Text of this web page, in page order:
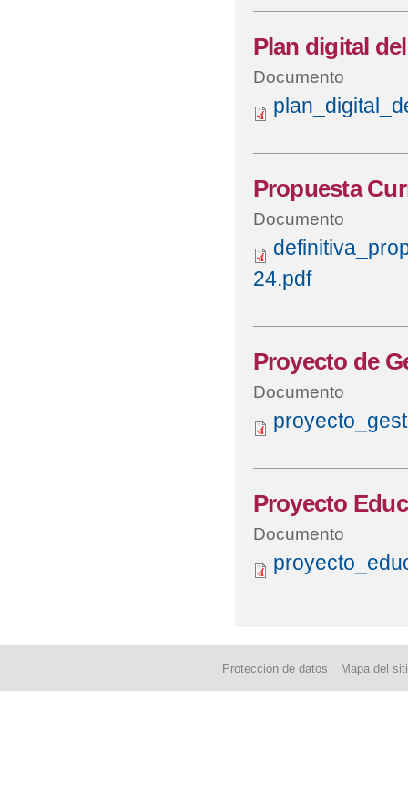
Plan digital
Documento
Propuesta
Documento
24.pdf
Proyecto de
Documento
Proyecto
Documento
Protección de datos Mapa del